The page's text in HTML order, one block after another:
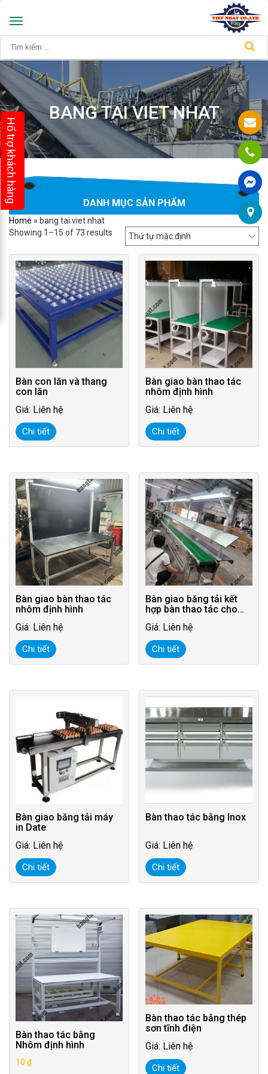
Toggle
navigation
BANG TAI VIET NHAT
DANH MỤC SẢN PHẨM
Home » bang tai viet nhat
Showing 1–15 of 73 results
Bàn con lăn và thang
con lăn
Giá: Liên hệ
Chi tiết
Bàn giao bàn thao tác
nhôm định hình
Giá: Liên hệ
Chi tiết
Bàn giao bàn thao tác
nhôm định hình
Giá: Liên hệ
Chi tiết
Bàn giao băng tải kết
hợp bàn thao tác cho
Giá: Liên hệ
Chi tiết
Bàn giao băng tải máy
in Date
Giá: Liên hệ
Chi tiết
Bàn thao tác bằng Inox
Giá: Liên hệ
Chi tiết
Bàn thao tác bằng
Nhôm định hình
10 ₫
Bàn thao tác bằng thép
sơn tĩnh điện
Giá: Liên hệ
Chi tiết
Hổ trợ khách hàng